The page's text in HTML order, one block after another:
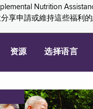
Nutrition
享申請或維持這些福利
资源 选择语言